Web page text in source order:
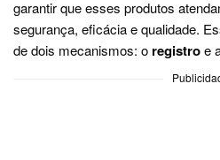
garantir que esses produtos
segurança, eficácia e qualidade.
de dois mecanismos: o registroe